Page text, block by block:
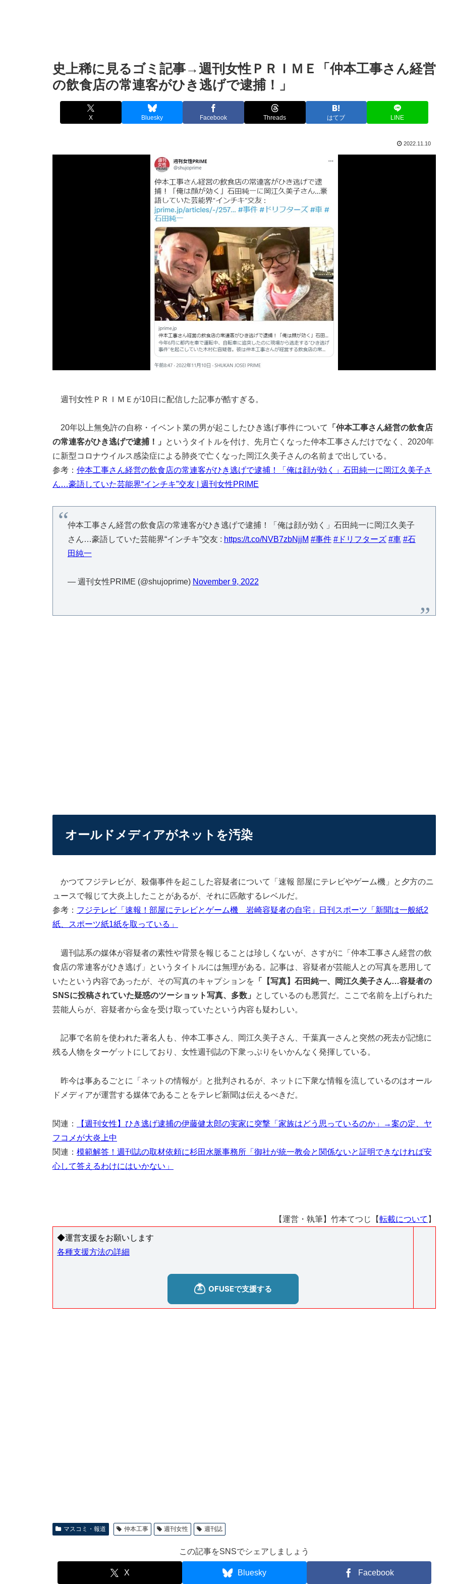
史上稀に見るゴミ記事→週刊女性ＰＲＩＭＥ「仲本工事さん経営
の飲食店の常連客がひき逃げで逮捕！」
X Bluesky Facebook Threads はてブ LINE
2022.11.10
週刊女性ＰＲＩＭＥが10日に配信した記事が酷すぎる。
20年以上無免許の自称・イベント業の男が起こしたひき逃げ事件について
「仲本工事さん経営の飲食店
の常連客がひき逃げで逮捕！」
というタイトルを付け、先月亡くなった仲本工事さんだけでなく、2020年
に新型コロナウイルス感染症による肺炎で亡くなった岡江久美子さんの名前まで出している。
参考： 仲本工事さん経営の飲食店の常連客がひき逃げで逮捕！「俺は顔が効く」石田純一に岡江久美子さ
ん…豪語していた芸能界“インチキ”交友 | 週刊女性PRIME
仲本工事さん経営の飲食店の常連客がひき逃げで逮捕！「俺は顔が効く」石田純一に岡江久美子
さん…豪語していた芸能界“インチキ”交友 : https://t.co/NVB7zbNjjM #事件 #ドリフターズ #車 #石
田純一
— 週刊女性PRIME (@shujoprime) November 9, 2022
オールドメディアがネットを汚染
かつてフジテレビが、殺傷事件を起こした容疑者について「速報 部屋にテレビやゲーム機」と夕方のニ
ュースで報じて大炎上したことがあるが、それに匹敵するレベルだ。
参考： フジテレビ「速報！部屋にテレビとゲーム機 岩崎容疑者の自宅」日刊スポーツ「新聞は一般紙2
紙、スポーツ紙1紙を取っている」
週刊誌系の媒体が容疑者の素性や背景を報じることは珍しくないが、さすがに「仲本工事さん経営の飲
食店の常連客がひき逃げ」というタイトルには無理がある。記事は、容疑者が芸能人との写真を悪用して
いたという内容であったが、その写真のキャプションを 「【写真】石田純一、岡江久美子さん…容疑者の
SNSに投稿されていた疑惑のツーショット写真、多数」
としているのも悪質だ。ここで名前を上げられた
芸能人らが、容疑者から金を受け取っていたという内容も疑わしい。
記事で名前を使われた著名人も、仲本工事さん、岡江久美子さん、千葉真一さんと突然の死去が記憶に
残る人物をターゲットにしており、女性週刊誌の下衆っぷりをいかんなく発揮している。
昨今は事あるごとに「ネットの情報が」と批判されるが、ネットに下衆な情報を流しているのはオール
ドメディアが運営する媒体であることをテレビ新聞は伝えるべきだ。
関連：
【週刊女性】ひき逃げ逮捕の伊藤健太郎の実家に突撃「家族はどう思っているのか」→案の定、ヤ
フコメが大炎上中
関連： 模範解答！週刊誌の取材依頼に杉田水脈事務所「御社が統一教会と関係ないと証明できなければ安
心して答えるわけにはいかない」
【運営・執筆】竹本てつじ【転載について 】
◆運営支援をお願いします
各種支援方法の詳細
マスコミ・報道 仲本工事 週刊女性 週刊誌
この記事をSNSでシェアしましょう
X Bluesky Facebook